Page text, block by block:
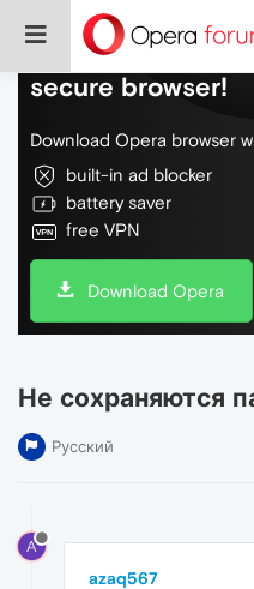
Do more on the
secure browser!
Download Opera browser
built-in ad blocker
battery saver
free VPN
Download Opera
Не сохраняются
Русский
A
azaq567